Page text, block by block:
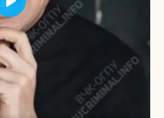
Play